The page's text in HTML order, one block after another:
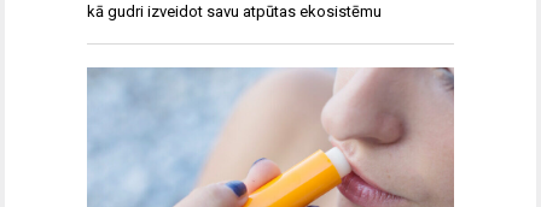
kā gudri izveidot savu atpūtas ekosistēmu